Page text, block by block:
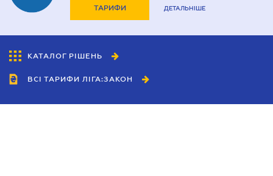
ТАРИФИ ДЕТАЛЬНІШЕ
КАТАЛОГ РІШЕНЬ
ВСІ ТАРИФИ ЛІГА:ЗАКОН